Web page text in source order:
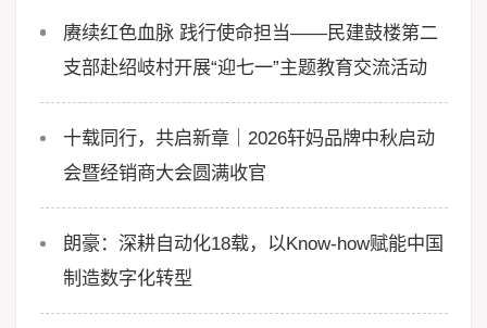
赓续红色血脉 践行使命担当——民建鼓楼第二
支部赴绍岐村开展“迎七一”主题教育交流活动
十载同行，共启新章｜2026轩妈品牌中秋启动
会暨经销商大会圆满收官
朗豪：深耕自动化18载，以Know-how赋能中国
制造数字化转型